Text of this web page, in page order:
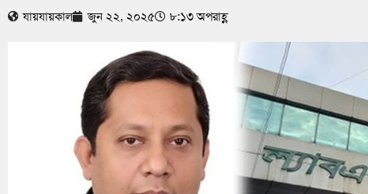
যায়যায়কাল জুন ২২, ২০২৫ ৮:১৩ অপরাহ্ণ